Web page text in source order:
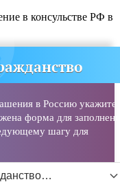
в консульстве РФ в
в Россию укажите
форма для
шагу для